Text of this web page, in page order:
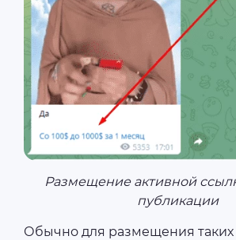
Размещение активной
публикации
Обычно для размещения таких